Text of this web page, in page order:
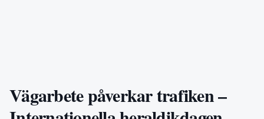
Vägarbete påverkar trafiken –